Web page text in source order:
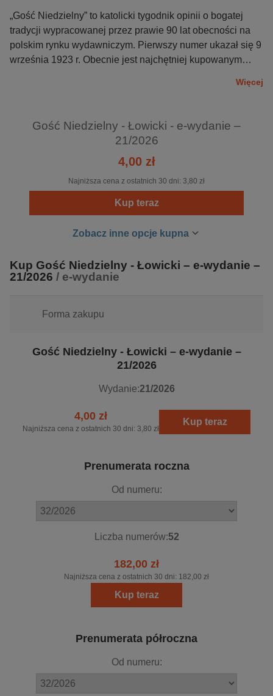
„Gość Niedzielny” to katolicki tygodnik opinii o bogatej
tradycji wypracowanej przez prawie 90 lat obecności na
polskim rynku wydawniczym. Pierwszy numer ukazał się 9
września 1923 r. Obecnie jest najchętniej kupowanym
Niedzielnego” ukazuje się z lokalnymi dodatkami.
„Gość Niedzielny” podejmując aktualne tematy z życia
Kościoła, Polski i świata, koncentruje się przede
wszystkim na zagadnieniach dotyczących wiary. Na
otaczającą rzeczywistość społeczną, gospodarczą i
otrzymała prestiżowe wyróżnienie Grand Front,
przyznawane przez Izbę Wydawców Prasy. Tygodnik jest
Dystrybucji Prasy i Polskich Badań Czytelnictwa.
Więcej
Gość Niedzielny - Łowicki - e-wydanie –
21/2026
4,00 zł
Najniższa cena z ostatnich 30 dni: 3,80 zł
Kup teraz
Zobacz inne opcje kupna
Kup Gość Niedzielny - Łowicki – e-wydanie –
21/2026 / e-wydanie
Forma zakupu
Gość Niedzielny - Łowicki – e-wydanie –
21/2026
Wydanie:21/2026
4,00 zł
Najniższa cena z ostatnich 30 dni: 3,80 zł
Kup teraz
Prenumerata roczna
Od numeru:
Liczba numerów:52
182,00 zł
Najniższa cena z ostatnich 30 dni: 182,00 zł
Kup teraz
Prenumerata półroczna
Od numeru: